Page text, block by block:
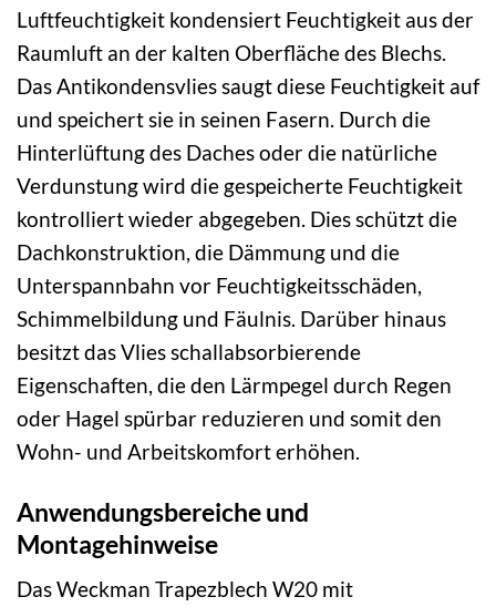
Luftfeuchtigkeit kondensiert Feuchtigkeit aus der
Raumluft an der kalten Oberfläche des Blechs.
Das Antikondensvlies saugt diese Feuchtigkeit auf
und speichert sie in seinen Fasern. Durch die
Hinterlüftung des Daches oder die natürliche
Verdunstung wird die gespeicherte Feuchtigkeit
kontrolliert wieder abgegeben. Dies schützt die
Dachkonstruktion, die Dämmung und die
Unterspannbahn vor Feuchtigkeitsschäden,
Schimmelbildung und Fäulnis. Darüber hinaus
besitzt das Vlies schallabsorbierende
Eigenschaften, die den Lärmpegel durch Regen
oder Hagel spürbar reduzieren und somit den
Wohn- und Arbeitskomfort erhöhen.
Anwendungsbereiche und
Montagehinweise
Das Weckman Trapezblech W20 mit